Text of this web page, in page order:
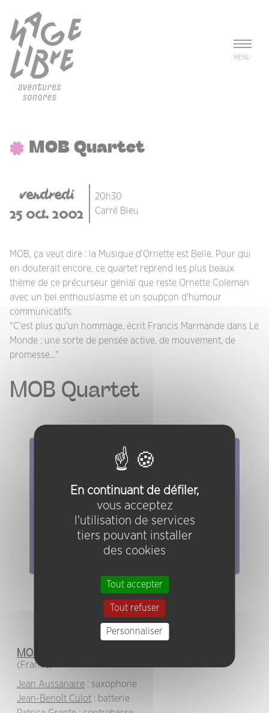
MENU
MOB Quartet
vendredi
25 oct. 2002
20h30
Carré Bleu
MOB, ça veut dire : la Musique d'Ornette est Belle. Pour qui
en douterait encore, ce quartet reprend les plus beaux
thème de ce précurseur génial que reste Ornette Coleman
avec un bel enthousiasme et un soupçon d'humour
communicatifs.
"C'est plus qu'un hommage, écrit Francis Marmande dans Le
Monde : une sorte de pensée active, de mouvement, de
promesse..."
MOB Quartet
Elles/ils ont joué chez nous
Evénements
Groupes
MOB Quartet
(France)
Jean Aussanaire : saxophone
Jean-Benoît Culot : batterie
En continuant de défiler,
vous acceptez
l'utilisation de services
tiers pouvant installer
des cookies
Tout accepter
Tout refuser
Personnaliser